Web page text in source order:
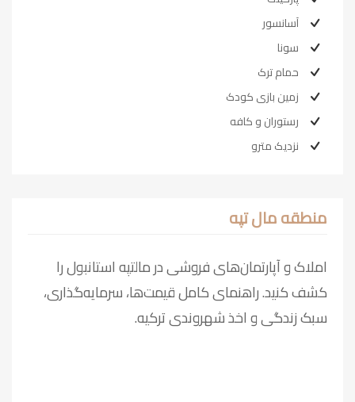
آسانسور
سونا
حمام ترک
زمین بازی کودک
رستوران و کافه
نزدیک مترو
منطقه مال تپه
املاک و آپارتمان‌های فروشی در مالتپه استانبول را
کشف کنید. راهنمای کامل قیمت‌ها، سرمایه‌گذاری،
سبک زندگی و اخذ شهروندی ترکیه.